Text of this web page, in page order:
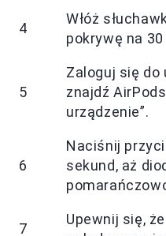
4
Włóż
pokrywę na
5
Zaloguj się
znajdź
urządzenie”.
6
Naciśnij
sekund, aż
7
Upewnij się,